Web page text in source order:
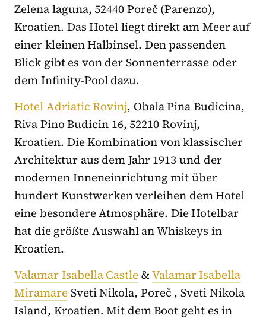
Zelena laguna, 52440 Poreč (Parenzo),
Kroatien. Das Hotel liegt direkt am Meer auf
einer kleinen Halbinsel. Den passenden
Blick gibt es von der Sonnenterrasse oder
dem Infinity-Pool dazu.
Hotel Adriatic Rovinj, Obala Pina Budicina,
Riva Pino Budicin 16, 52210 Rovinj,
Kroatien. Die Kombination von klassischer
Architektur aus dem Jahr 1913 und der
modernen Inneneinrichtung mit über
hundert Kunstwerken verleihen dem Hotel
eine besondere Atmosphäre. Die Hotelbar
hat die größte Auswahl an Whiskeys in
Kroatien.
Valamar Isabella Castle&Valamar Isabella
MiramareSveti Nikola, Poreč , Sveti Nikola
Island, Kroatien. Mit dem Boot geht es in